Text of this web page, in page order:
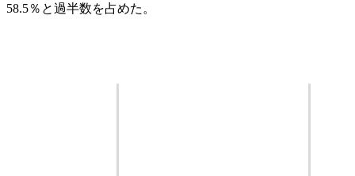
58.5％と過半数を占めた。